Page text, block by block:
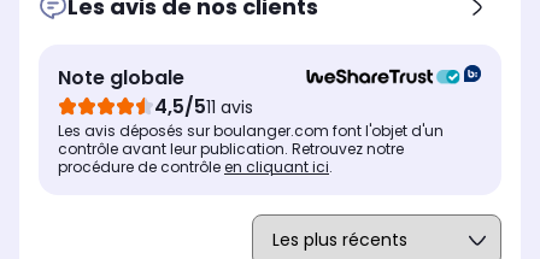
sans fil
Entrée Optique
Oui
sans fil
Les avis de nos clients
Note globale
4,5/511 avis
Les avis déposés sur boulanger.com font l'objet d'un
contrôle avant leur publication. Retrouvez notre
procédure de contrôleen cliquant ici.